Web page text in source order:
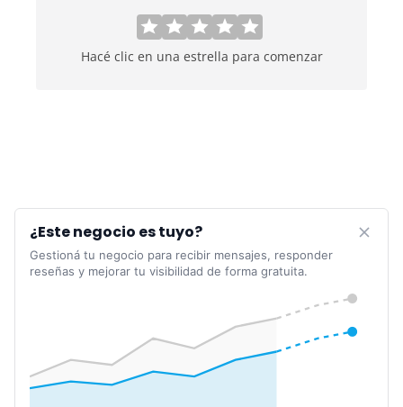
Hacé clic en una estrella para comenzar
¿Este negocio es tuyo?
Gestioná tu negocio para recibir mensajes, responder
reseñas y mejorar tu visibilidad de forma gratuita.